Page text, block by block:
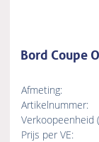
Bord Coupe
Afmeting:
Artikelnummer:
Verkoopeenheid
Prijs per VE: